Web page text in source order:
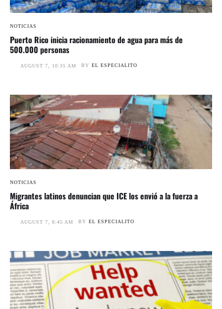
NOTICIAS
Puerto Rico inicia racionamiento de agua para más de
500.000 personas
AUGUST 7, 10:35 AM BY EL ESPECIALITO
NOTICIAS
Migrantes latinos denuncian que ICE los envió a la fuerza a
África
AUGUST 7, 8:45 AM BY EL ESPECIALITO